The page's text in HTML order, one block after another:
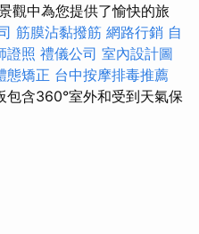
觀中為您提供了愉快的旅
筋膜沾黏撥筋 網路行銷 自
證照 禮儀公司 室內設計圖
態矯正 台中按摩排毒推薦
包含360°室外和受到天氣保